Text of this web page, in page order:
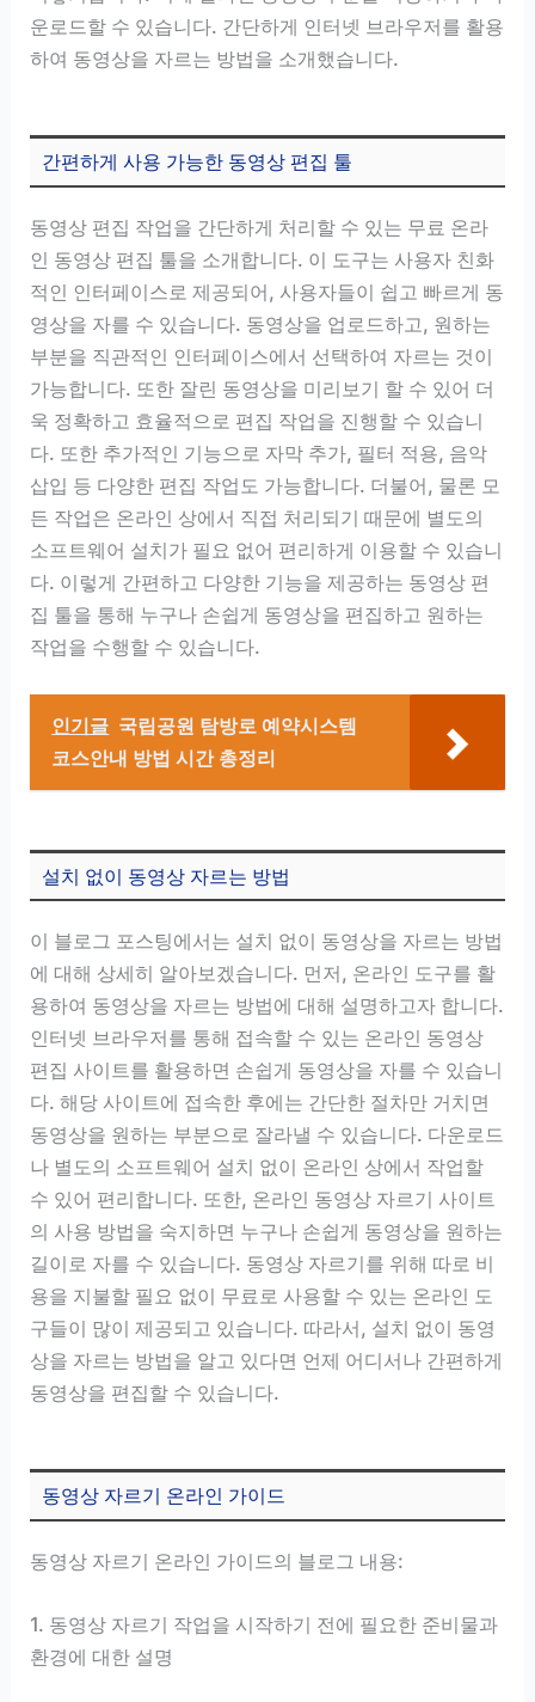
운로드할 수 있습니다. 간단하게 인터넷 브라우저를 활용
하여 동영상을 자르는 방법을 소개했습니다.
간편하게 사용 가능한 동영상 편집 툴
동영상 편집 작업을 간단하게 처리할 수 있는 무료 온라
인 동영상 편집 툴을 소개합니다. 이 도구는 사용자 친화
적인 인터페이스로 제공되어, 사용자들이 쉽고 빠르게 동
영상을 자를 수 있습니다. 동영상을 업로드하고, 원하는
부분을 직관적인 인터페이스에서 선택하여 자르는 것이
가능합니다. 또한 잘린 동영상을 미리보기 할 수 있어 더
욱 정확하고 효율적으로 편집 작업을 진행할 수 있습니
다. 또한 추가적인 기능으로 자막 추가, 필터 적용, 음악
삽입 등 다양한 편집 작업도 가능합니다. 더불어, 물론 모
든 작업은 온라인 상에서 직접 처리되기 때문에 별도의
소프트웨어 설치가 필요 없어 편리하게 이용할 수 있습니
다. 이렇게 간편하고 다양한 기능을 제공하는 동영상 편
집 툴을 통해 누구나 손쉽게 동영상을 편집하고 원하는
작업을 수행할 수 있습니다.
인기글 국립공원 탐방로 예약시스템
코스안내 방법 시간 총정리
설치 없이 동영상 자르는 방법
이 블로그 포스팅에서는 설치 없이 동영상을 자르는 방법
에 대해 상세히 알아보겠습니다. 먼저, 온라인 도구를 활
용하여 동영상을 자르는 방법에 대해 설명하고자 합니다.
인터넷 브라우저를 통해 접속할 수 있는 온라인 동영상
편집 사이트를 활용하면 손쉽게 동영상을 자를 수 있습니
다. 해당 사이트에 접속한 후에는 간단한 절차만 거치면
동영상을 원하는 부분으로 잘라낼 수 있습니다. 다운로드
나 별도의 소프트웨어 설치 없이 온라인 상에서 작업할
수 있어 편리합니다. 또한, 온라인 동영상 자르기 사이트
의 사용 방법을 숙지하면 누구나 손쉽게 동영상을 원하는
길이로 자를 수 있습니다. 동영상 자르기를 위해 따로 비
용을 지불할 필요 없이 무료로 사용할 수 있는 온라인 도
구들이 많이 제공되고 있습니다. 따라서, 설치 없이 동영
상을 자르는 방법을 알고 있다면 언제 어디서나 간편하게
동영상을 편집할 수 있습니다.
동영상 자르기 온라인 가이드
동영상 자르기 온라인 가이드의 블로그 내용:
1. 동영상 자르기 작업을 시작하기 전에 필요한 준비물과
환경에 대한 설명